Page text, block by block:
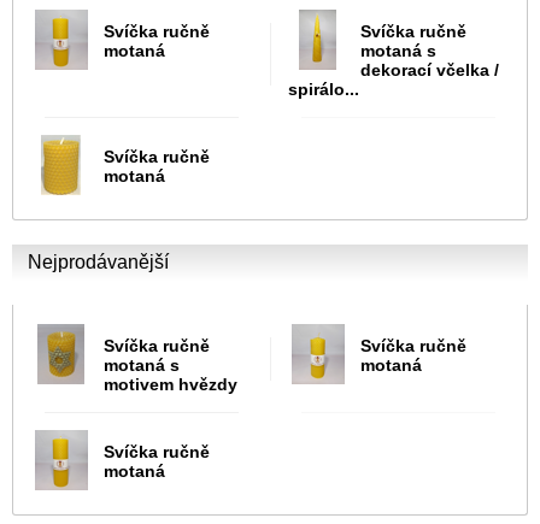
Svíčka ručně
motaná
Svíčka ručně
motaná s
dekorací včelka /
spirálo...
Svíčka ručně
motaná
Nejprodávanější
Svíčka ručně
motaná s
motivem hvězdy
Svíčka ručně
motaná
Svíčka ručně
motaná